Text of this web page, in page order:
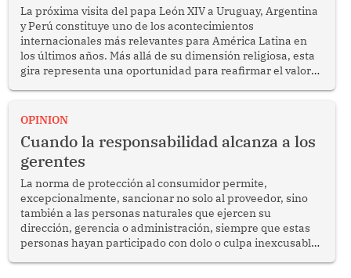
La próxima visita del papa León XIV a Uruguay, Argentina
y Perú constituye uno de los acontecimientos
internacionales más relevantes para América Latina en
los últimos años. Más allá de su dimensión religiosa, esta
gira representa una oportunidad para reafirmar el valor
enfrenta desafíos en materia de desarrollo, cohesión
OPINION
Cuando la responsabilidad alcanza a los
gerentes
La norma de protección al consumidor permite,
excepcionalmente, sancionar no solo al proveedor, sino
también a las personas naturales que ejercen su
dirección, gerencia o administración, siempre que estas
personas hayan participado con dolo o culpa inexcusable